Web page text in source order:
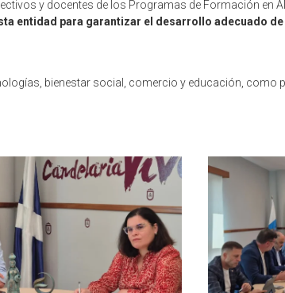
y docentes de los Programas de Formación en
entidad para garantizar el desarrollo adecuado
bienestar social, comercio y educación, como